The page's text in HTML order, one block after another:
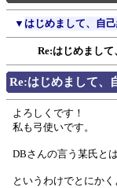
▼ はじめまして、自
Re:はじめまして
Re:はじめまして、
よろしくです！
私も弓使いです。
DBさんの言う某氏と
というわけでとにかく